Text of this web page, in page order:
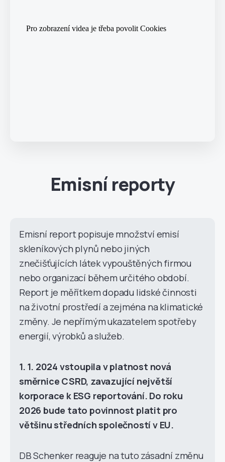
Emisní reporty
Emisní report popisuje množství emisí
skleníkových plynů nebo jiných
znečišťujících látek vypouštěných firmou
nebo organizací během určitého období.
Report je měřítkem dopadu lidské činnosti
na životní prostředí a zejména na klimatické
změny. Je nepřímým ukazatelem spotřeby
energií, výrobků a služeb.
1. 1. 2024 vstoupila v platnost nová
směrnice CSRD, zavazující největší
korporace k ESG reportování. Do roku
2026 bude tato povinnost platit pro
většinu středních společností v EU.
DB Schenker reaguje na tuto zásadní změnu